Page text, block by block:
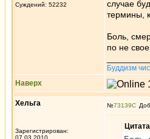
Суждений: 52232
случае
термины,
Боль,
по не
Буддизм
Наверх
Хельга
Зарегистрирован:
07.03.2010
№73139